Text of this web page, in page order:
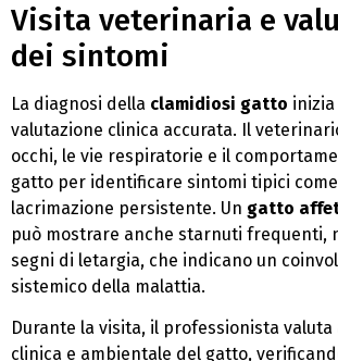
Visita veterinaria e
dei sintomi
La diagnosi della clamidiosi gatto inizia
valutazione clinica accurata. Il
occhi, le vie respiratorie e il
gatto per identificare sintomi tipici
lacrimazione persistente. Un gatto
può mostrare anche starnuti frequenti,
segni di letargia, che indicano un
sistemico della malattia.
Durante la visita, il professionista
clinica e ambientale del gatto,